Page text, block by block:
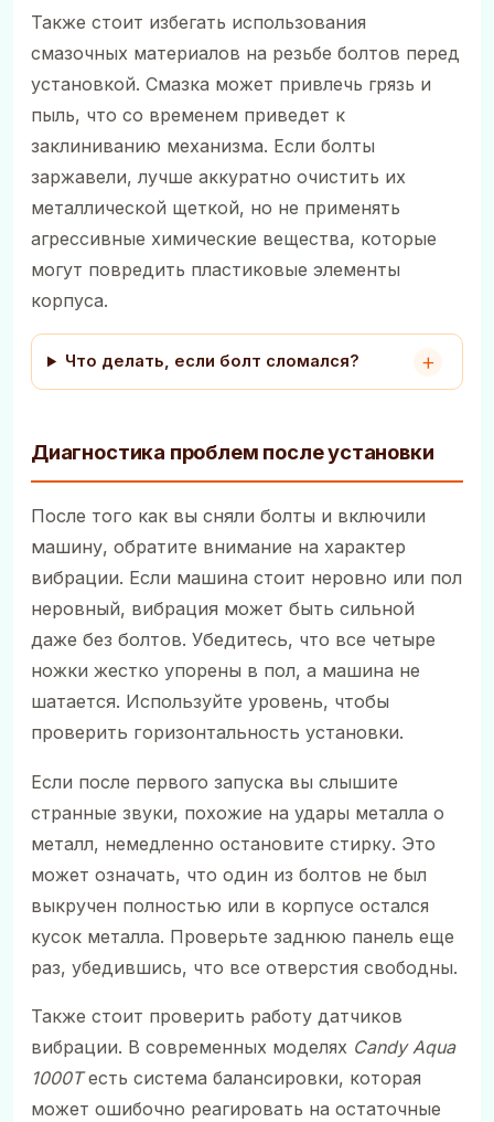
Также стоит избегать использования
смазочных материалов на резьбе болтов перед
установкой. Смазка может привлечь грязь и
пыль, что со временем приведет к
заклиниванию механизма. Если болты
заржавели, лучше аккуратно очистить их
металлической щеткой, но не применять
агрессивные химические вещества, которые
могут повредить пластиковые элементы
корпуса.
Что делать, если болт сломался?
Диагностика проблем после установки
После того как вы сняли болты и включили
машину, обратите внимание на характер
вибрации. Если машина стоит неровно или пол
неровный, вибрация может быть сильной
даже без болтов. Убедитесь, что все четыре
ножки жестко упорены в пол, а машина не
шатается. Используйте уровень, чтобы
проверить горизонтальность установки.
Если после первого запуска вы слышите
странные звуки, похожие на удары металла о
металл, немедленно остановите стирку. Это
может означать, что один из болтов не был
выкручен полностью или в корпусе остался
кусок металла. Проверьте заднюю панель еще
раз, убедившись, что все отверстия свободны.
Также стоит проверить работу датчиков
вибрации. В современных моделях Candy Aqua
1000Tесть система балансировки, которая
может ошибочно реагировать на остаточные